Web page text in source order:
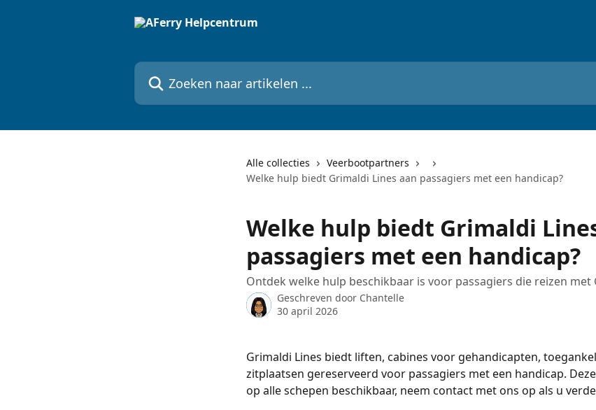
Zoeken naar artikelen ...
Alle collecties
Veerbootpartners
Welke hulp biedt Grimaldi Lines aan passagiers met een handicap?
Welke hulp biedt Grimaldi
passagiers met een handicap?
Ontdek welke hulp beschikbaar is voor passagiers die reizen met
Geschreven door Chantelle
30 april 2026
Grimaldi Lines biedt liften, cabines voor gehandicapten,
zitplaatsen gereserveerd voor passagiers met een handicap.
op alle schepen beschikbaar, neem contact met ons op als u